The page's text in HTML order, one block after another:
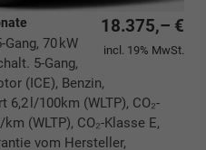
18.375,– €
incl. 19% MwSt.
Gang, 70 kW
5-Gang,
(ICE), Benzin,
l/100km (WLTP), CO₂-
(WLTP), CO₂-Klasse E,
vom Hersteller,